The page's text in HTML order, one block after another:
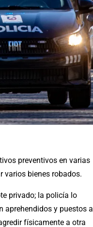
preventivos en varias
varios bienes robados.
privado; la policía lo
aprehendidos y puestos a
físicamente a otra